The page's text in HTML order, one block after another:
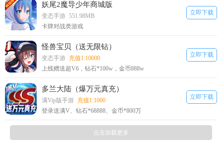
妖尾2魔导少年商城版
变态手游 551.98MB
卡牌对战类游戏
立即下载
怪兽宝贝（送无限钻）
变态手游 充值1:10000
上线赠送超V6，钻石*100w，金币888w
立即下载
多兰大陆（爆万元真充）
满Vip版手游 充值1:1000
登录送满V、钻石*68888、金币*800万
立即下载
点击加载更多